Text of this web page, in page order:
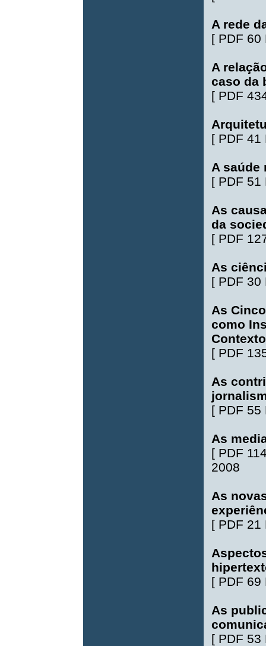
A rede
[ PDF 60
A
caso da
[ PDF
[ PDF 41
A saúde
[ PDF 51
As
da
[ PDF
As
[ PDF 30
As
como
[ PDF
As
[ PDF 55
As
[ PDF
2008
As
[ PDF 21
[ PDF 69
As
[ PDF 53